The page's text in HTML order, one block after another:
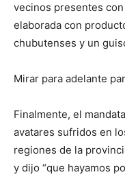
vecinos presentes
elaborada con
chubutenses y un
Mirar para adelante
Finalmente, el
avatares sufridos en
regiones de la
y dijo “que hayamos